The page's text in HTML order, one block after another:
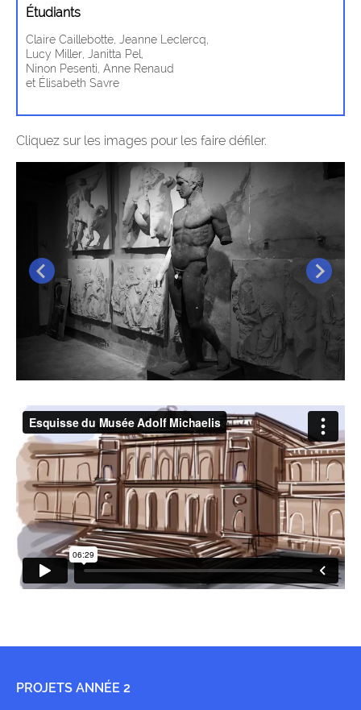
Étudiants
Claire Caillebotte, Jeanne Leclercq,
Lucy Miller, Janitta Pel,
Ninon Pesenti, Anne Renaud
et Élisabeth Savre
Cliquez sur les images pour les faire défiler.
PROJETS ANNÉE 2